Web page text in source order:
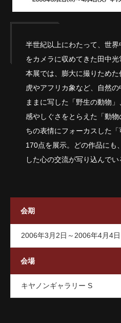
半世紀以上にわたって、世
をカメラに収めてきた田中光
本展では、膨大に撮りため
虎やアフリカ象など、自然
ままに写した「野生の動物
感やしぐさをとらえた「動
ちの表情にフォーカスした
170点を展示。どの作品にも
した心の交流が写り込んでい
会期
会場
2006年3月2日～2006年4月4日
キヤノンギャラリー S